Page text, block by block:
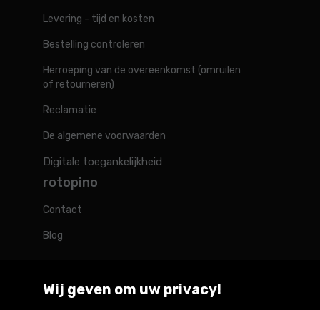
Levering - tijd en kosten
Bestelling controleren
Herroeping van de overeenkomst (omruilen
of retourneren)
Reclamatie
De algemene voorwaarden
Digitale toegankelijkheid
rotopino
Contact
Blog
Rotopino in de wereld
Wij geven om uw privacy!